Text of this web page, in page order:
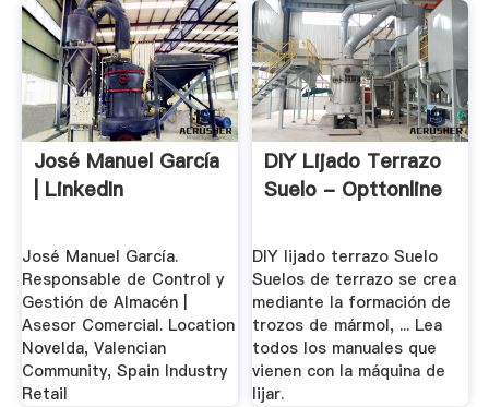
José Manuel García
| LinkedIn
José Manuel García.
Responsable de Control y
Gestión de Almacén |
Asesor Comercial. Location
Novelda, Valencian
Community, Spain Industry
Retail
DIY Lijado Terrazo
Suelo - Opttonline
DIY lijado terrazo Suelo
Suelos de terrazo se crea
mediante la formación de
trozos de mármol, ... Lea
todos los manuales que
vienen con la máquina de
lijar.